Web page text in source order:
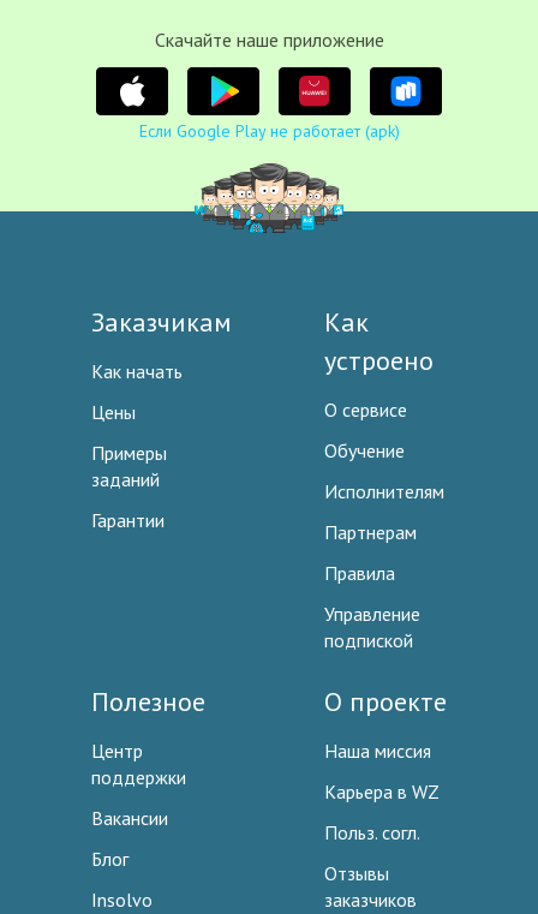
Cкачайте наше приложение
Если Google Play не работает (apk)
Заказчикам
Как начать
Цены
Примеры
заданий
Гарантии
Как
устроено
О сервисе
Обучение
Исполнителям
Партнерам
Правила
Управление
подпиской
Полезное
Центр
поддержки
Вакансии
Блог
Insolvo
О проекте
Наша миссия
Карьера в WZ
Польз. согл.
Отзывы
заказчиков